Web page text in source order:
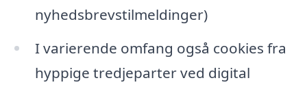
nyhedsbrevstilmeldinger)
I varierende omfang også cookies fra
hyppige tredjeparter ved digital